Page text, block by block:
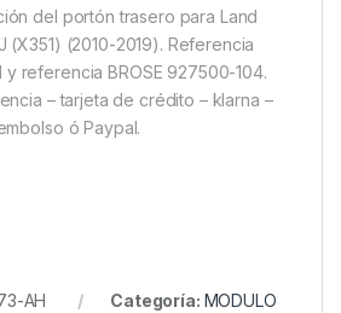
del portón trasero para Land
(X351) (2010-2019). Referencia
y referencia BROSE 927500-104.
– tarjeta de crédito – klarna –
ó Paypal.
AH Categoría: MODULO